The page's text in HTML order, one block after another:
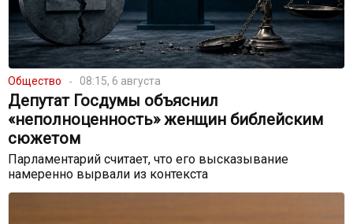
Общество 08:15, 6 августа
Депутат Госдумы объяснил
«неполноценность» женщин библейским
сюжетом
Парламентарий считает, что его высказывание
намеренно вырвали из контекста